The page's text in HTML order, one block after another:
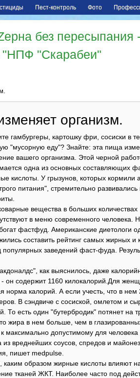
Пест-контроль Фото
без пересыпания
"Скарабеи"
организм.
гамбургеры, картошку фри, сосиски в
"мусорную еду"? Знайте: эта пища
вашего организма. Этой черной
одна из основных составляющих
кислоты. У грызунов, которых кормили
питания", стремительно развивались
вещества в больших количествах
в меню современного человека.
фастфуд. Американские диетологи
составить рейтинг самых жирных и
популярных заведений фаст-фуда.
как выяснилось, даже
- он содержит 1160 килокалорий.Для
норма калорий. А если учесть, что в
В сэндвиче с сосиской, омлетом и
То есть один "бутербродик" потянет на
жира в нем больше, чем в
допустимому для человека
вреднейших соусов, спредов и
пишет medpulse.
каким образом жирные кислоты влияют
тканей ЖКТ. Наиболее часто под